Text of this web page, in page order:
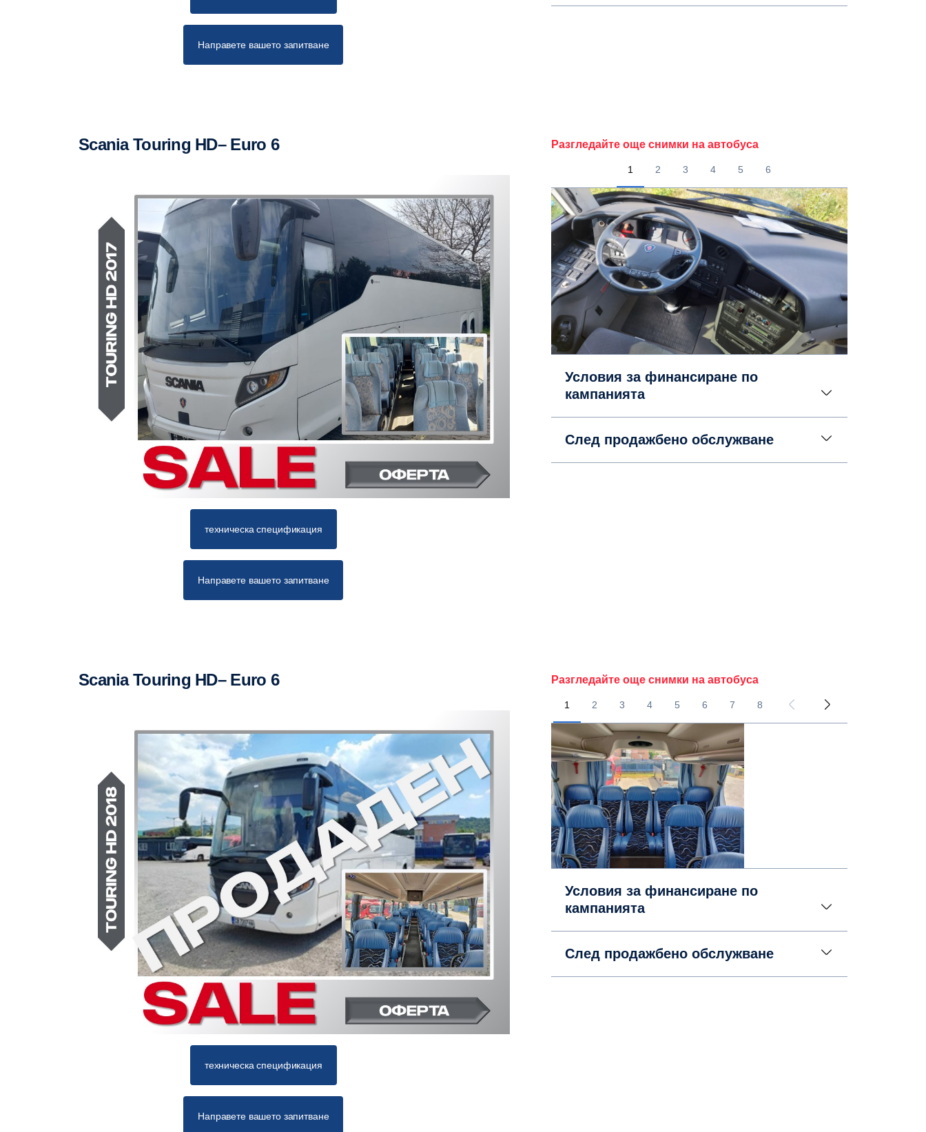
Направете вашето запитване
Scania Touring HD– Euro 6
техническа спецификация
Направете вашето запитване
Разгледайте още снимки на автобуса
1 2 3 4 5 6
Условия за финансиране по
кампанията
След продажбено обслужване
Scania Touring HD– Euro 6
техническа спецификация
Направете вашето запитване
Разгледайте още снимки на автобуса
1 2 3 4 5 6 7 8
Условия за финансиране по
кампанията
След продажбено обслужване